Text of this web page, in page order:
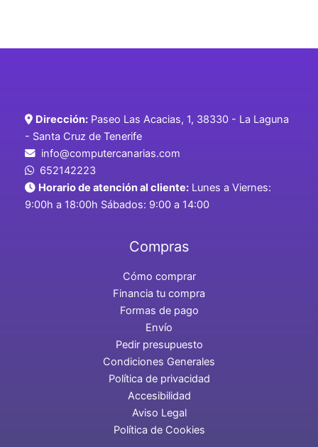
Dirección: Paseo Las Acacias, 1, 38330 - La Laguna
- Santa Cruz de Tenerife
info@computercanarias.com
652142223
Horario de atención al cliente: Lunes a Viernes:
9:00h a 18:00h Sábados: 9:00 a 14:00
Compras
Cómo comprar
Financia tu compra
Formas de pago
Envío
Pedir presupuesto
Condiciones Generales
Política de privacidad
Accesibilidad
Aviso Legal
Política de Cookies